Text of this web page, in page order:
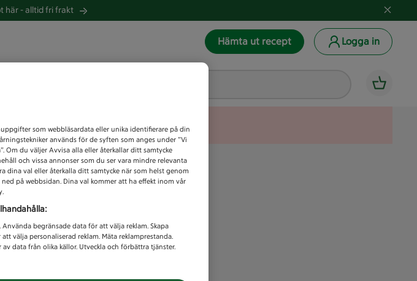
här -alltid fri frakt
Hämta ut recept Logga in
Unknown error
som webbläsardata eller unika identifierare på din
används för de syften som anges under ”Vi
Om du väljer Avvisa alla eller återkallar ditt samtycke
och vissa annonser som du ser vara mindre relevanta
dina val eller återkalla ditt samtycke när som helst genom
på webbsidan. Dina val kommer att ha effekt inom vår
begränsade data för att välja reklam. Skapa
välja personaliserad reklam. Mäta reklamprestanda.
data från olika källor. Utveckla och förbättra tjänster.